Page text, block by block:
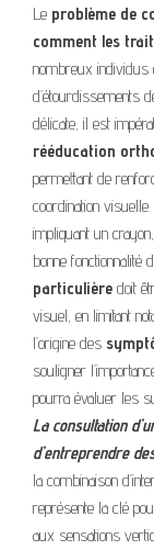
Le problème de
comment les
nombreux individus
d’étourdissements
délicate, il est
rééducation
permettant de
coordination
impliquant un
bonne fonctionnalité
particulière doit
visuel, en limitant
l’origine des
souligner
pourra évaluer les
La consultation
d’entreprendre
la combinaison
représente la clé
aux sensations